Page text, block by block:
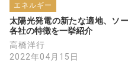
エネルギー
太陽光発電の新たな適地、ソ
各社の特徴を一挙紹介
高橋洋行
2022年04月15日